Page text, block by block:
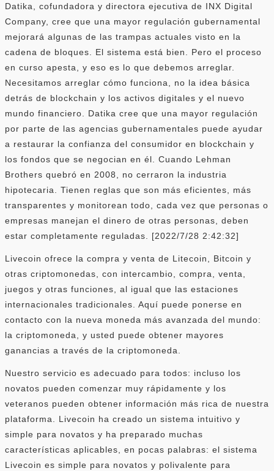
Datika, cofundadora y directora ejecutiva de INX Digital
Company, cree que una mayor regulación gubernamental
mejorará algunas de las trampas actuales visto en la
cadena de bloques. El sistema está bien. Pero el proceso
en curso apesta, y eso es lo que debemos arreglar.
Necesitamos arreglar cómo funciona, no la idea básica
detrás de blockchain y los activos digitales y el nuevo
mundo financiero. Datika cree que una mayor regulación
por parte de las agencias gubernamentales puede ayudar
a restaurar la confianza del consumidor en blockchain y
los fondos que se negocian en él. Cuando Lehman
Brothers quebró en 2008, no cerraron la industria
hipotecaria. Tienen reglas que son más eficientes, más
transparentes y monitorean todo, cada vez que personas o
empresas manejan el dinero de otras personas, deben
estar completamente reguladas. [2022/7/28 2:42:32]
Livecoin ofrece la compra y venta de Litecoin, Bitcoin y
otras criptomonedas, con intercambio, compra, venta,
juegos y otras funciones, al igual que las estaciones
internacionales tradicionales. Aquí puede ponerse en
contacto con la nueva moneda más avanzada del mundo:
la criptomoneda, y usted puede obtener mayores
ganancias a través de la criptomoneda.
Nuestro servicio es adecuado para todos: incluso los
novatos pueden comenzar muy rápidamente y los
veteranos pueden obtener información más rica de nuestra
plataforma. Livecoin ha creado un sistema intuitivo y
simple para novatos y ha preparado muchas
características aplicables, en pocas palabras: el sistema
Livecoin es simple para novatos y polivalente para